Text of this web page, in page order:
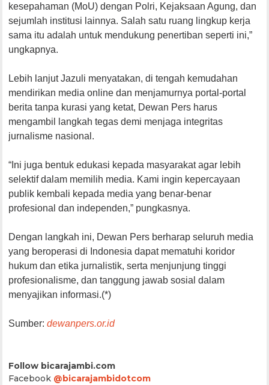
kesepahaman (MoU) dengan Polri, Kejaksaan Agung, dan
sejumlah institusi lainnya. Salah satu ruang lingkup kerja
sama itu adalah untuk mendukung penertiban seperti ini,”
ungkapnya.
Lebih lanjut Jazuli menyatakan, di tengah kemudahan
mendirikan media online dan menjamurnya portal-portal
berita tanpa kurasi yang ketat, Dewan Pers harus
mengambil langkah tegas demi menjaga integritas
jurnalisme nasional.
“Ini juga bentuk edukasi kepada masyarakat agar lebih
selektif dalam memilih media. Kami ingin kepercayaan
publik kembali kepada media yang benar-benar
profesional dan independen,” pungkasnya.
Dengan langkah ini, Dewan Pers berharap seluruh media
yang beroperasi di Indonesia dapat mematuhi koridor
hukum dan etika jurnalistik, serta menjunjung tinggi
profesionalisme, dan tanggung jawab sosial dalam
menyajikan informasi.(*)
Sumber:dewanpers.or.id
Follow bicarajambi.com
Facebook @bicarajambidotcom